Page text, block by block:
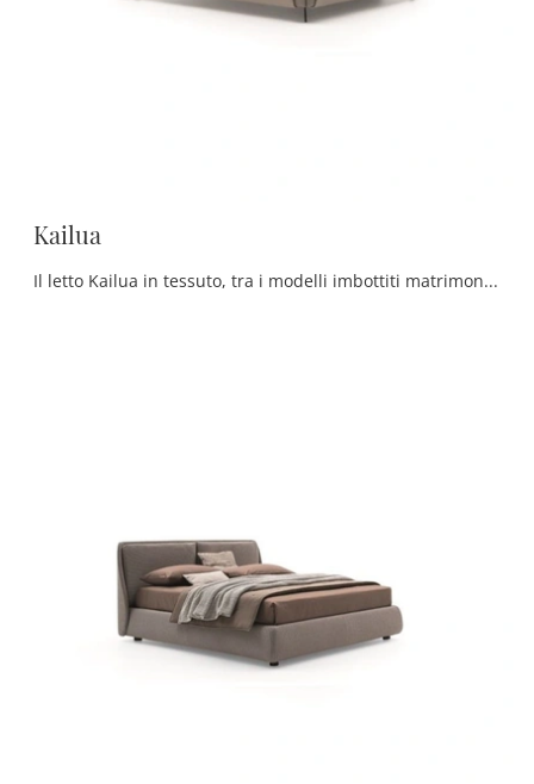
Kailua
Il letto Kailua in tessuto, tra i modelli imbottiti matrimoniali moderni di Ditre Italia, è perfetto per assicurarti il riposo migliore.